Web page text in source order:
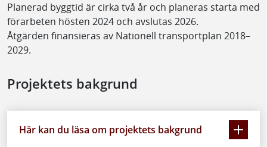
Planerad byggtid är cirka två år och planeras starta med
förarbeten hösten 2024 och avslutas 2026.
Åtgärden finansieras av Nationell transportplan 2018–
2029.
Projektets bakgrund
Här kan du läsa om projektets bakgrund